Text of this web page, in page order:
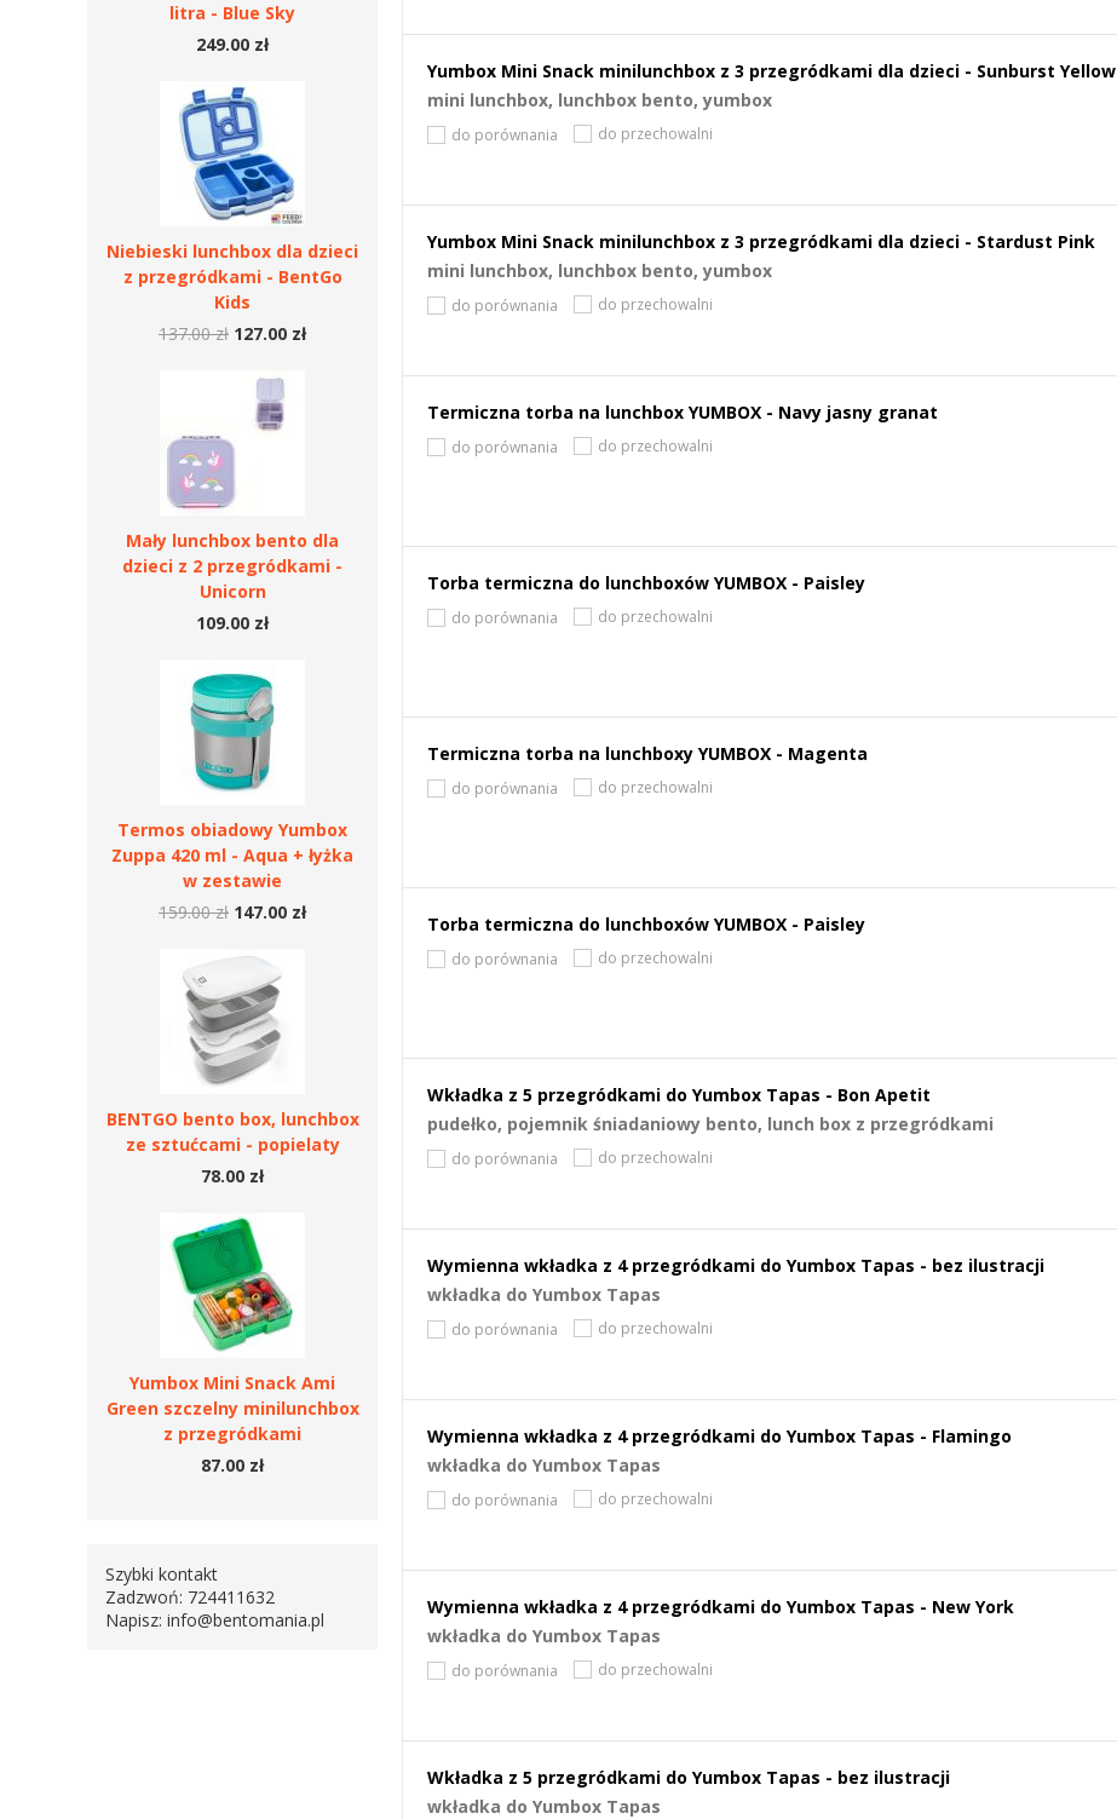
Yumbox Mini Snack minilunchbox z 3 przegródkami dla dzieci - Sunburst Yellow
mini lunchbox, lunchbox bento, yumbox
do porównania do przechowalni
Yumbox Mini Snack minilunchbox z 3 przegródkami dla dzieci - Stardust Pink
mini lunchbox, lunchbox bento, yumbox
do porównania do przechowalni
Termiczna torba na lunchbox YUMBOX - Navy jasny granat
do porównania do przechowalni
Torba termiczna do lunchboxów YUMBOX - Paisley
do porównania do przechowalni
Termiczna torba na lunchboxy YUMBOX - Magenta
do porównania do przechowalni
Torba termiczna do lunchboxów YUMBOX - Paisley
do porównania do przechowalni
Wkładka z 5 przegródkami do Yumbox Tapas - Bon Apetit
pudełko, pojemnik śniadaniowy bento, lunch box z przegródkami
do porównania do przechowalni
Wymienna wkładka z 4 przegródkami do Yumbox Tapas - bez ilustracji
wkładka do Yumbox Tapas
do porównania do przechowalni
Wymienna wkładka z 4 przegródkami do Yumbox Tapas - Flamingo
wkładka do Yumbox Tapas
do porównania do przechowalni
Wymienna wkładka z 4 przegródkami do Yumbox Tapas - New York
wkładka do Yumbox Tapas
do porównania do przechowalni
Wkładka z 5 przegródkami do Yumbox Tapas - bez ilustracji
wkładka do Yumbox Tapas
litra - Blue Sky
249.00 zł
Niebieski lunchbox dla dzieci
z przegródkami - BentGo
Kids
137.00 zł 127.00 zł
Mały lunchbox bento dla
dzieci z 2 przegródkami -
Unicorn
109.00 zł
Termos obiadowy Yumbox
Zuppa 420 ml - Aqua + łyżka
w zestawie
159.00 zł 147.00 zł
BENTGO bento box, lunchbox
ze sztućcami - popielaty
78.00 zł
Yumbox Mini Snack Ami
Green szczelny minilunchbox
z przegródkami
87.00 zł
Szybki kontakt
Zadzwoń: 724411632
Napisz: info@bentomania.pl